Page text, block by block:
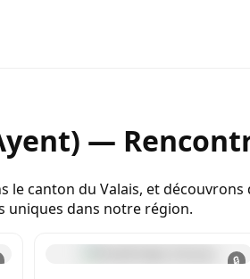
—
le canton du Valais, et
uniques dans notre région.
🔒